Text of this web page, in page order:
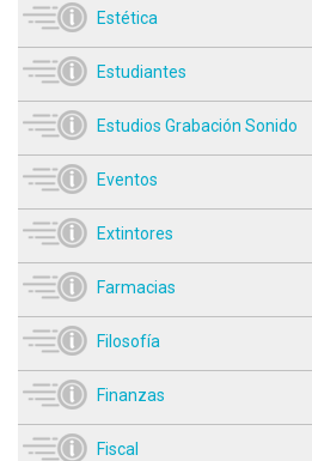
Estética
Estudiantes
Estudios Grabación Sonido
Eventos
Extintores
Farmacias
Filosofía
Finanzas
Fiscal